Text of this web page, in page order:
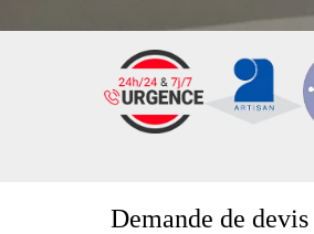
Demande de